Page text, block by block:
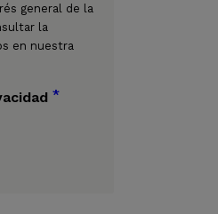
general de la
la
en nuestra
*